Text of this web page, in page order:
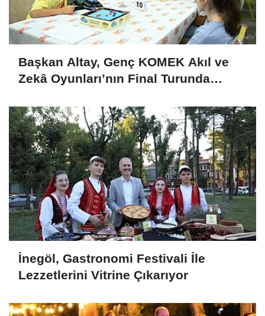
Başkan Altay, Genç KOMEK Akıl ve
Zekâ Oyunları’nın Final Turunda
İnegöl, Gastronomi Festivali İle
Lezzetlerini Vitrine Çıkarıyor